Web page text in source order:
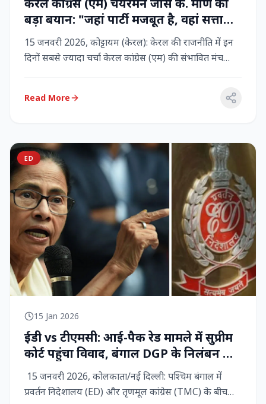
बड़ा बयान: "जहां पार्टी मजबूत है, वहां सत्ता
बनी रहेगी" – LDF के साथ बने रहने पर जोर
15 जनवरी 2026, कोट्टायम (केरल): केरल की राजनीति में इन
दिनों सबसे ज्यादा चर्चा केरल कांग्रेस (एम) की संभावित मंच
Read More
ED
15 Jan 2026
ईडी vs टीएमसी: आई-पैक रेड मामले में सुप्रीम
कोर्ट पहुंचा विवाद, बंगाल DGP के निलंबन की
मांग, कलकत्ता हाईकोर्ट में CBI छापेमारी
15 जनवरी 2026, कोलकाता/नई दिल्ली: पश्चिम बंगाल में
प्रवर्तन निदेशालय (ED) और तृणमूल कांग्रेस (TMC) के बीच